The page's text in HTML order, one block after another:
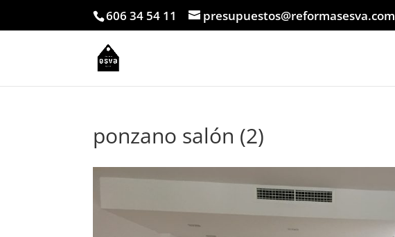
606 34 54 11 presupuestos@reformasesva.com
ponzano salón (2)